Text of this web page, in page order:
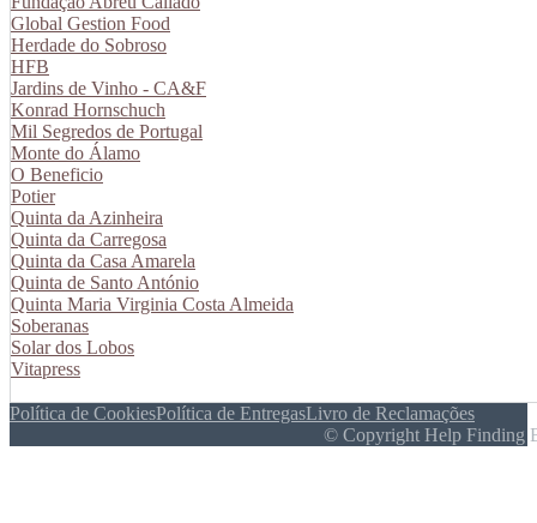
Global Gestion Food
Herdade do Sobroso
HFB
Jardins de Vinho - CA&F
Konrad Hornschuch
Mil Segredos de Portugal
Monte do Álamo
O Beneficio
Potier
Quinta da Azinheira
Quinta da Carregosa
Quinta da Casa Amarela
Quinta de Santo António
Quinta Maria Virginia Costa Almeida
Soberanas
Solar dos Lobos
Vitapress
Política de CookiesPolítica de EntregasLivro de Reclamações
© Copyright Help Finding